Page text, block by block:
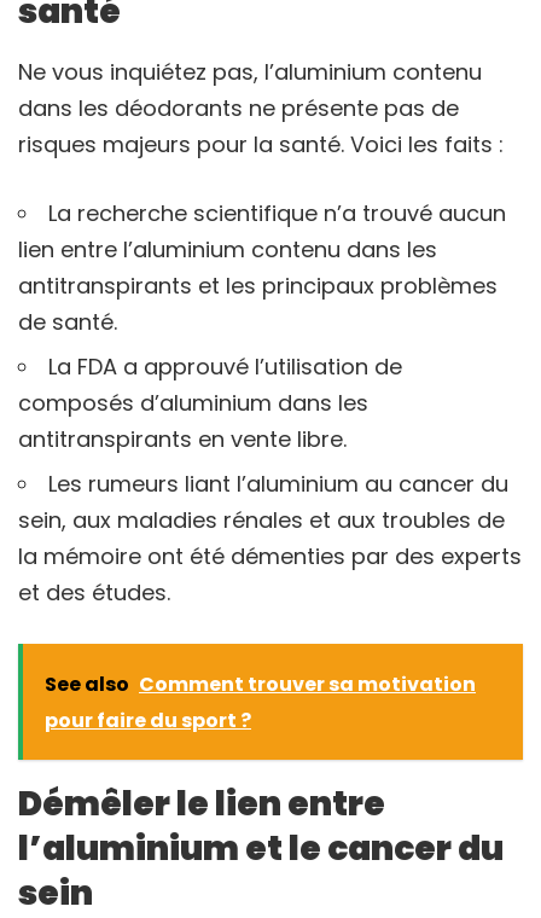
santé
Ne vous inquiétez pas, l’aluminium contenu
dans les déodorants ne présente pas de
risques majeurs pour la santé. Voici les faits :
La recherche scientifique n’a trouvé aucun
lien entre l’aluminium contenu dans les
antitranspirants et les principaux problèmes
de santé.
La FDA a approuvé l’utilisation de
composés d’aluminium dans les
antitranspirants en vente libre.
Les rumeurs liant l’aluminium au cancer du
sein, aux maladies rénales et aux troubles de
la mémoire ont été démenties par des experts
et des études.
See also Comment trouver sa motivation
pour faire du sport ?
Démêler le lien entre
l’aluminium et le cancer du
sein